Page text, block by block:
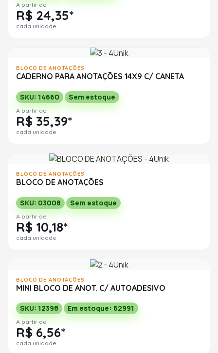
A partir de
R$ 24,35*
cada unidade
BLOCO DE ANOTAÇÕES
CADERNO PARA ANOTAÇÕES 14X9 C/ CANETA
SKU: 14660 Sem estoque
A partir de
R$ 35,39*
cada unidade
BLOCO DE ANOTAÇÕES
BLOCO DE ANOTAÇÕES
SKU: 03008 Sem estoque
A partir de
R$ 10,18*
cada unidade
BLOCO DE ANOTAÇÕES
MINI BLOCO DE ANOT. C/ AUTOADESIVO
SKU: 12398 Em estoque: 62991
A partir de
R$ 6,56*
cada unidade